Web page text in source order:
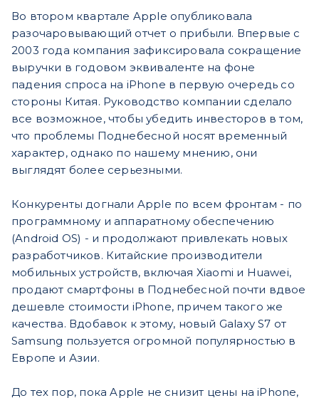
Во втором квартале Apple опубликовала
разочаровывающий отчет о прибыли. Впервые с
2003 года компания зафиксировала сокращение
выручки в годовом эквиваленте на фоне
падения спроса на iPhone в первую очередь со
стороны Китая. Руководство компании сделало
все возможное, чтобы убедить инвесторов в том,
что проблемы Поднебесной носят временный
характер, однако по нашему мнению, они
выглядят более серьезными.
Конкуренты догнали Apple по всем фронтам - по
программному и аппаратному обеспечению
(Android OS) - и продолжают привлекать новых
разработчиков. Китайские производители
мобильных устройств, включая Xiaomi и Huawei,
продают смартфоны в Поднебесной почти вдвое
дешевле стоимости iPhone, причем такого же
качества. Вдобавок к этому, новый Galaxy S7 от
Samsung пользуется огромной популярностью в
Европе и Азии.
До тех пор, пока Apple не снизит цены на iPhone,